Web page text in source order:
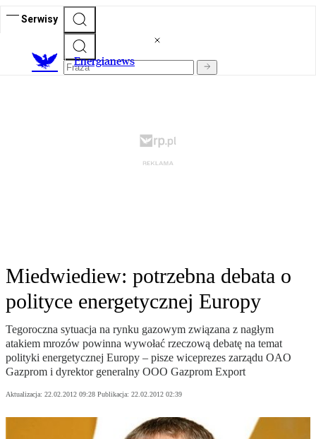
Serwisy
Energianews
Miedwiediew: potrzebna debata o
polityce energetycznej Europy
Tegoroczna sytuacja na rynku gazowym związana z nagłym
atakiem mrozów powinna wywołać rzeczową debatę na temat
polityki energetycznej Europy – pisze wiceprezes zarządu OAO
Gazprom i dyrektor generalny OOO Gazprom Export
Aktualizacja: 22.02.2012 09:28 Publikacja: 22.02.2012 02:39